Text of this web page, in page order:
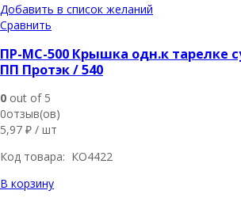
Добавить в список желаний
Сравнить
ПР-МС-500 Крышка одн.к тарелке
ПП Протэк / 540
0 out of 5
0отзыв(ов)
5,97 ₽ / шт
Код товара: КО4422
В корзину